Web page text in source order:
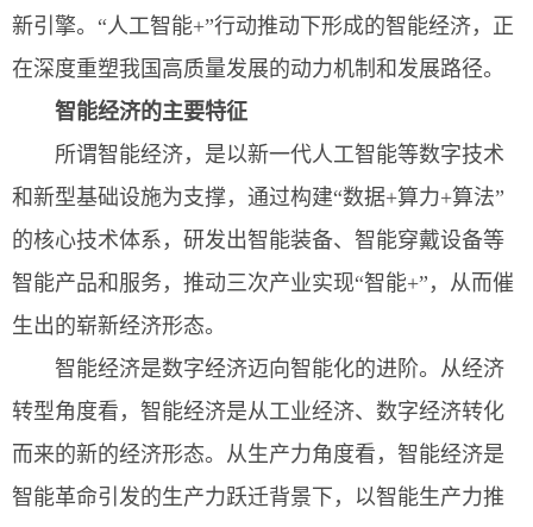
新引擎。“人工智能+”行动推动下形成的智能经济，正
在深度重塑我国高质量发展的动力机制和发展路径。
智能经济的主要特征
所谓智能经济，是以新一代人工智能等数字技术
和新型基础设施为支撑，通过构建“数据+算力+算法”
的核心技术体系，研发出智能装备、智能穿戴设备等
智能产品和服务，推动三次产业实现“智能+”，从而催
生出的崭新经济形态。
智能经济是数字经济迈向智能化的进阶。从经济
转型角度看，智能经济是从工业经济、数字经济转化
而来的新的经济形态。从生产力角度看，智能经济是
智能革命引发的生产力跃迁背景下，以智能生产力推